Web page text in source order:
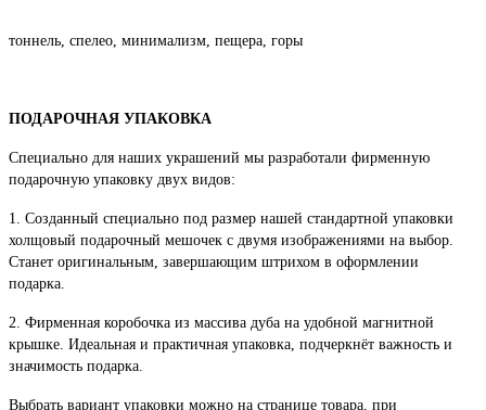
тоннель, спелео, минимализм, пещера, горы
ПОДАРОЧНАЯ УПАКОВКА
Специально для наших украшений мы разработали фирменную
подарочную упаковку двух видов:
1. Созданный специально под размер нашей стандартной упаковки
холщовый подарочный мешочек с двумя изображениями на выбор.
Станет оригинальным, завершающим штрихом в оформлении
подарка.
2. Фирменная коробочка из массива дуба на удобной магнитной
крышке. Идеальная и практичная упаковка, подчеркнёт важность и
значимость подарка.
Выбрать вариант упаковки можно на странице товара, при